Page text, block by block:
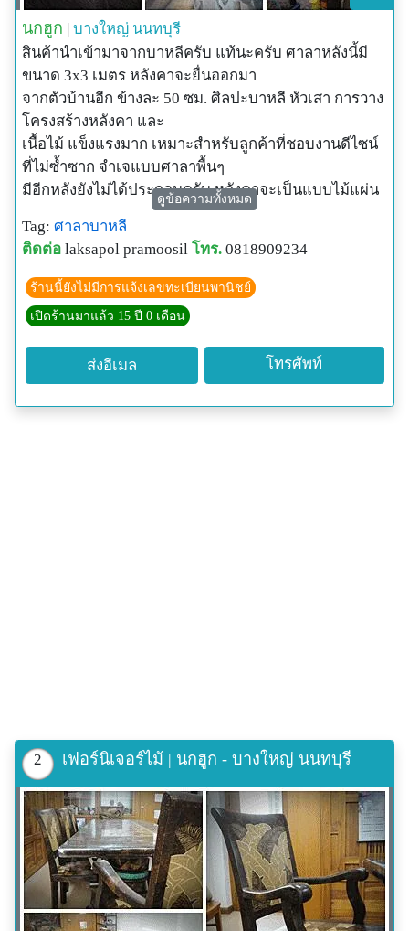
นกฮูก | บางใหญ่ นนทบุรี
สินค้านำเข้ามาจากบาหลีครับ แท้นะครับ ศาลาหลังนี้มี
ขนาด 3x3 เมตร หลังคาจะยื่นออกมา
จากตัวบ้านอีก ข้างละ 50 ซม. ศิลปะบาหลี หัวเสา การวาง
โครงสร้างหลังคา และ
เนื้อไม้ แข็งแรงมาก เหมาะสำหรับลูกค้าที่ชอบงานดีไซน์
ที่ไม่ซ้ำซาก จำเจแบบศาลาพื้นๆ
มีอีกหลังยังไม่ได้ประกอบครับ หลังคาจะเป็นแบบไม้แผ่น
จะมุงด้วยต้นลูกชิด ราคาโทรมาคุยกันสนุกกว่าและแวะ
มาชมของจริงได้
ดูข้อความทั้งหมด
Tag: ศาลาบาหลี
ติดต่อ laksapol pramoosil โทร. 0818909234
ร้านนี้ยังไม่มีการแจ้งเลขทะเบียนพานิชย์
เปิดร้านมาแล้ว 15 ปี 0 เดือน
ส่งอีเมล โทรศัพท์
2 เฟอร์นิเจอร์ไม้ | นกฮูก - บางใหญ่ นนทบุรี